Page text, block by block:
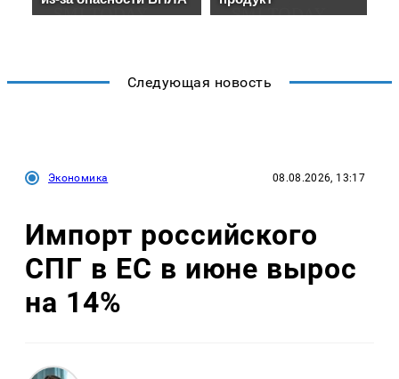
Следующая новость
Экономика 08.08.2026, 13:17
Импорт российского
СПГ в ЕС в июне вырос
на 14%